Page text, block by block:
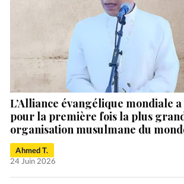
L’Alliance évangélique mondiale
pour la première fois la plus
organisation musulmane du
Ahmed T.
24 Juin 2026